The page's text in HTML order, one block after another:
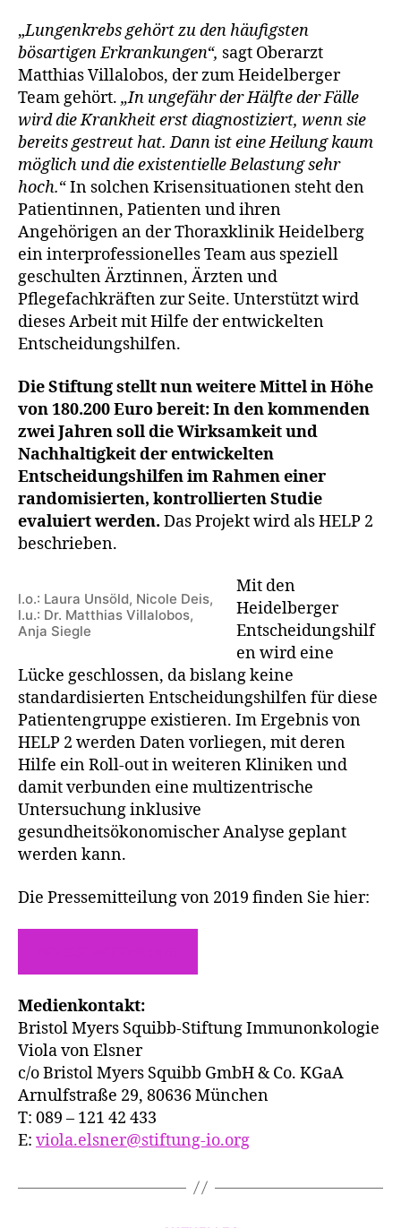
„Lungenkrebs gehört zu den häufigsten
bösartigen Erkrankungen“, sagt Oberarzt
Matthias Villalobos, der zum Heidelberger
Team gehört. „In ungefähr der Hälfte der Fälle
wird die Krankheit erst diagnostiziert, wenn sie
bereits gestreut hat. Dann ist eine Heilung kaum
möglich und die existentielle Belastung sehr
hoch.“ In solchen Krisensituationen steht den
Patientinnen, Patienten und ihren
Angehörigen an der Thoraxklinik Heidelberg
ein interprofessionelles Team aus speziell
geschulten Ärztinnen, Ärzten und
Pflegefachkräften zur Seite. Unterstützt wird
dieses Arbeit mit Hilfe der entwickelten
Entscheidungshilfen.
Die Stiftung stellt nun weitere Mittel in Höhe
von 180.200 Euro bereit: In den kommenden
zwei Jahren soll die Wirksamkeit und
Nachhaltigkeit der entwickelten
Entscheidungshilfen im Rahmen einer
randomisierten, kontrollierten Studie
evaluiert werden. Das Projekt wird als HELP 2
beschrieben.
l.o.: Laura Unsöld, Nicole Deis,
l.u.: Dr. Matthias Villalobos,
Anja Siegle
Mit den
Heidelberger
Entscheidungshilf
en wird eine
Lücke geschlossen, da bislang keine
standardisierten Entscheidungshilfen für diese
Patientengruppe existieren. Im Ergebnis von
HELP 2 werden Daten vorliegen, mit deren
Hilfe ein Roll-out in weiteren Kliniken und
damit verbunden eine multizentrische
Untersuchung inklusive
gesundheitsökonomischer Analyse geplant
werden kann.
Die Pressemitteilung von 2019 finden Sie hier:
Medienkontakt:
Bristol Myers Squibb-Stiftung Immunonkologie
Viola von Elsner
c/o Bristol Myers Squibb GmbH & Co. KGaA
Arnulfstraße 29, 80636 München
T: 089 – 121 42 433
E: viola.elsner@stiftung-io.org